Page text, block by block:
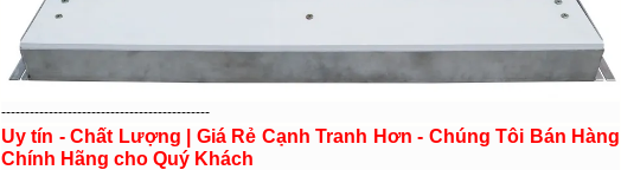
--------------------------------------------
Uy tín - Chất Lượng | Giá Rẻ Cạnh Tranh Hơn - Chúng Tôi Bán Hàng
Chính Hãng cho Quý Khách